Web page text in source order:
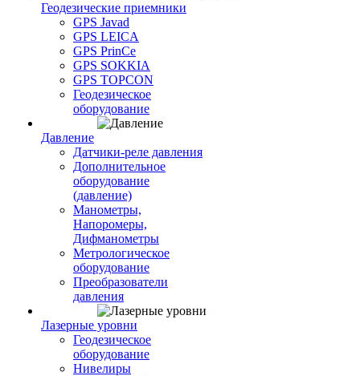
Геодезические приемники
GPS Javad
GPS LEICA
GPS PrinCe
GPS SOKKIA
GPS TOPCON
Геодезическое
оборудование
Давление
Датчики-реле давления
Дополнительное
оборудование
(давление)
Манометры,
Напоромеры,
Дифманометры
Метрологическое
оборудование
Преобразователи
давления
Лазерные уровни
Геодезическое
оборудование
Нивелиры